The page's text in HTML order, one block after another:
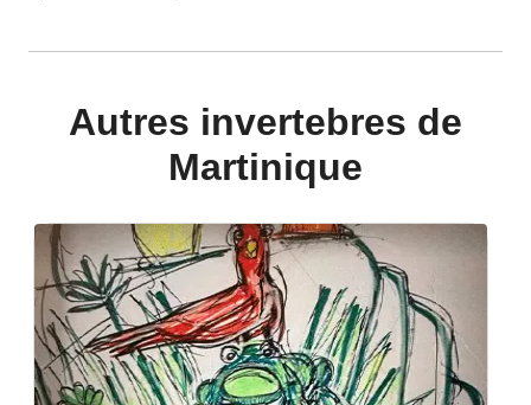
Autres invertebres de
Martinique